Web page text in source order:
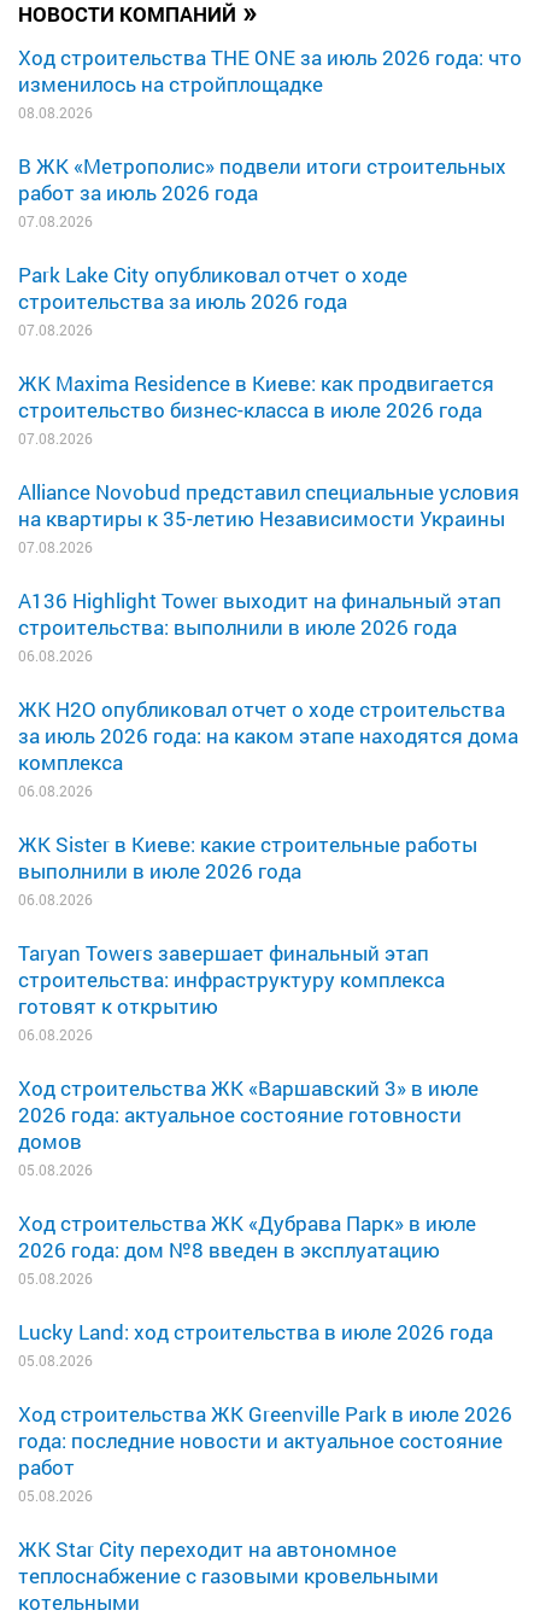
НОВОСТИ КОМПАНИЙ »
Ход строительства THE ONE за июль 2026 года: что
изменилось на стройплощадке
08.08.2026
В ЖК «Метрополис» подвели итоги строительных
работ за июль 2026 года
07.08.2026
Park Lake City опубликовал отчет о ходе
строительства за июль 2026 года
07.08.2026
ЖК Maxima Residence в Киеве: как продвигается
строительство бизнес-класса в июле 2026 года
07.08.2026
Alliance Novobud представил специальные условия
на квартиры к 35-летию Независимости Украины
07.08.2026
A136 Highlight Tower выходит на финальный этап
строительства: выполнили в июле 2026 года
06.08.2026
ЖК H2O опубликовал отчет о ходе строительства
за июль 2026 года: на каком этапе находятся дома
комплекса
06.08.2026
ЖК Sister в Киеве: какие строительные работы
выполнили в июле 2026 года
06.08.2026
Taryan Towers завершает финальный этап
строительства: инфраструктуру комплекса
готовят к открытию
06.08.2026
Ход строительства ЖК «Варшавский 3» в июле
2026 года: актуальное состояние готовности
домов
05.08.2026
Ход строительства ЖК «Дубрава Парк» в июле
2026 года: дом №8 введен в эксплуатацию
05.08.2026
Lucky Land: ход строительства в июле 2026 года
05.08.2026
Ход строительства ЖК Greenville Park в июле 2026
года: последние новости и актуальное состояние
работ
05.08.2026
ЖК Star City переходит на автономное
теплоснабжение с газовыми кровельными
котельными